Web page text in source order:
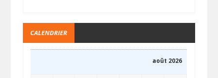
CALENDRIER
août 2026